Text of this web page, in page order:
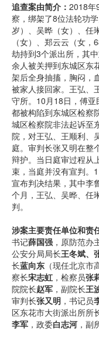
追查案由简介： 2018年
察，绑架了8位法轮功
岁）、吴晔（女）、任
（女）、郑云云（女
劫持到3个派出所，其
余人被关押到东城区东
架后全身抽搐，胸闷，
被家人接回家。王弘、
守所。10月18日，傅
都被构陷到东城区检察
城区检察院非法起诉至
院，对王弘、王顺利、
庭。审判长张又明在整
辩护。当日庭审过程从
束，当庭并没有宣判。
宣布判决结果，其中李
个月，王弘、吴晔、任
判。
涉案主要责任单位和责
书记薛国强 ，原防范办
公安分局局长王冬斌、
长蓝向东 （现任北京
察长宋志虹 ，检察员张
院院长赵军 ，副院长王
审判长张又明 ，书记员
区东花市大街派出所所
李军 ，政委白志河 ，副